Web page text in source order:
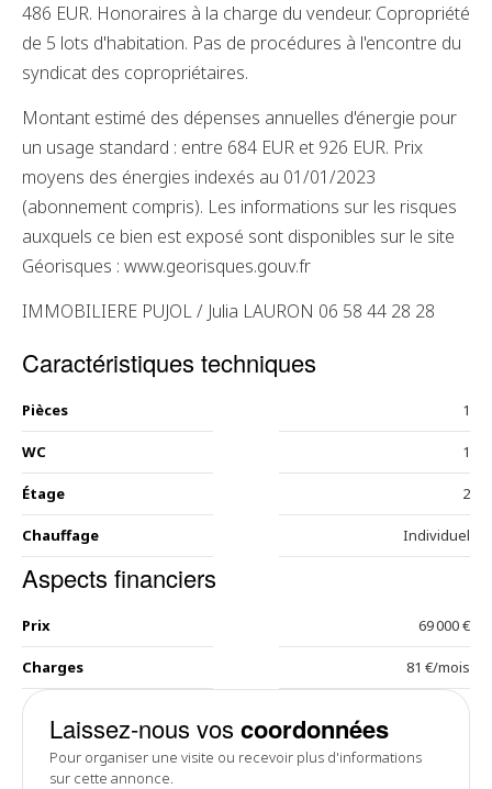
Laissez-nous vos coordonnées
Pour organiser une visite ou recevoir plus d'informations
sur cette annonce.
486 EUR. Honoraires à la charge du vendeur. Copropriété
de 5 lots d'habitation. Pas de procédures à l'encontre du
syndicat des copropriétaires.
Montant estimé des dépenses annuelles d'énergie pour
un usage standard : entre 684 EUR et 926 EUR. Prix
moyens des énergies indexés au 01/01/2023
(abonnement compris). Les informations sur les risques
auxquels ce bien est exposé sont disponibles sur le site
Géorisques : www.georisques.gouv.fr
IMMOBILIERE PUJOL / Julia LAURON 06 58 44 28 28
Caractéristiques techniques
Pièces 1
WC 1
Étage 2
Chauffage Individuel
Aspects financiers
Prix 69 000 €
Charges 81 €/mois